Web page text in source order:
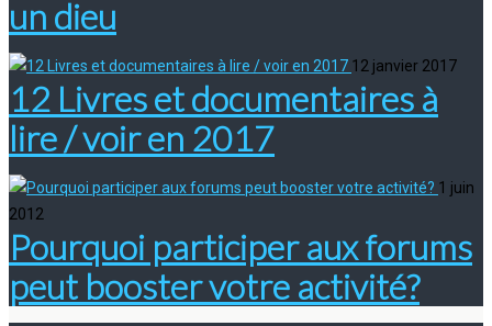
un dieu
12 janvier 2017
12 Livres et documentaires à
lire / voir en 2017
1 juin
2012
Pourquoi participer aux forums
peut booster votre activité?